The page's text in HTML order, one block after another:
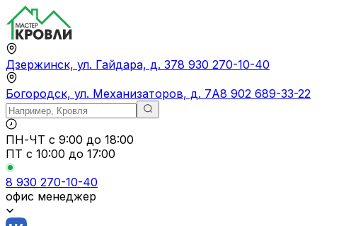
Дзержинск, ул. Гайдара, д. 378 930 270-10-40
Богородск, ул. Механизаторов, д. 7А8 902 689-33-22
ПН-ЧТ с 9:00 до 18:00
ПТ с 10:00 до 17:00
8 930 270-10-40
офис менеджер